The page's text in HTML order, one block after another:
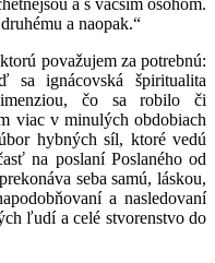
a naopak.“
považujem za potrebnú:
ignácovská špiritualita
čo sa robilo či
viac v minulých obdobiach
hybných síl, ktoré vedú
na poslaní Poslaného od
seba samú, láskou,
a nasledovaní
ľudí a celé stvorenstvo do